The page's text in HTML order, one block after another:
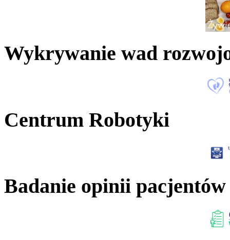
Wykrywanie wad
Centrum Robotyki
Badanie opinii pacjentów